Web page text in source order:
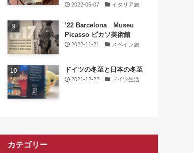
2022-05-07 イタリア旅
’22 Barcelona Museu
Picasso ピカソ美術館
2022-11-21 スペイン旅
ドイツの冬至と日本の冬至
2021-12-22 ドイツ生活
カテゴリー